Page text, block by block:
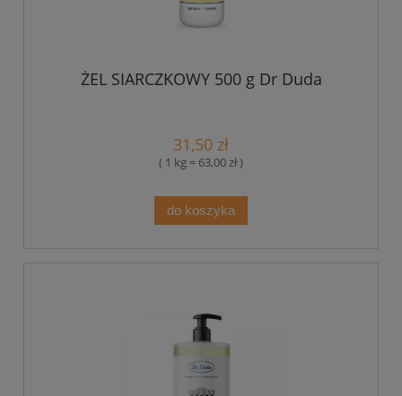
ŻEL SIARCZKOWY 500 g Dr Duda
31,50 zł
( 1 kg = 63,00 zł )
do koszyka